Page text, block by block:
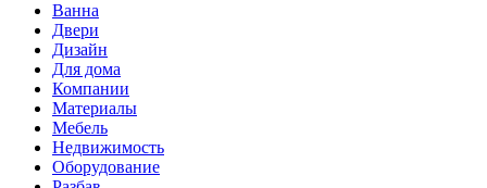
Ванна
Двери
Дизайн
Для дома
Компании
Материалы
Мебель
Недвижимость
Оборудование